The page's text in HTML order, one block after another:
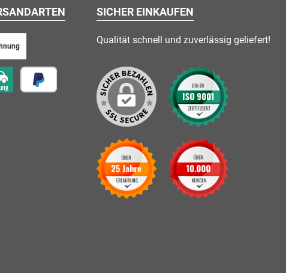
vor Ort
SICHER EINKAUFEN
Qualität schnell und zuverlässig geliefert!